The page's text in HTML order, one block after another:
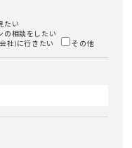
たい
の相談をしたい
社)に行きたい その他